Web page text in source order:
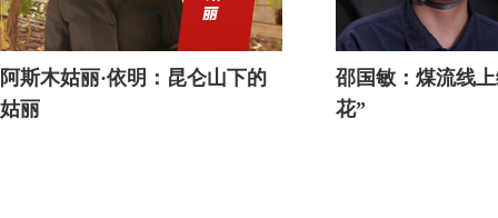
阿斯木姑丽·依明：昆仑山下的
姑丽
邵国敏：煤流线
花”